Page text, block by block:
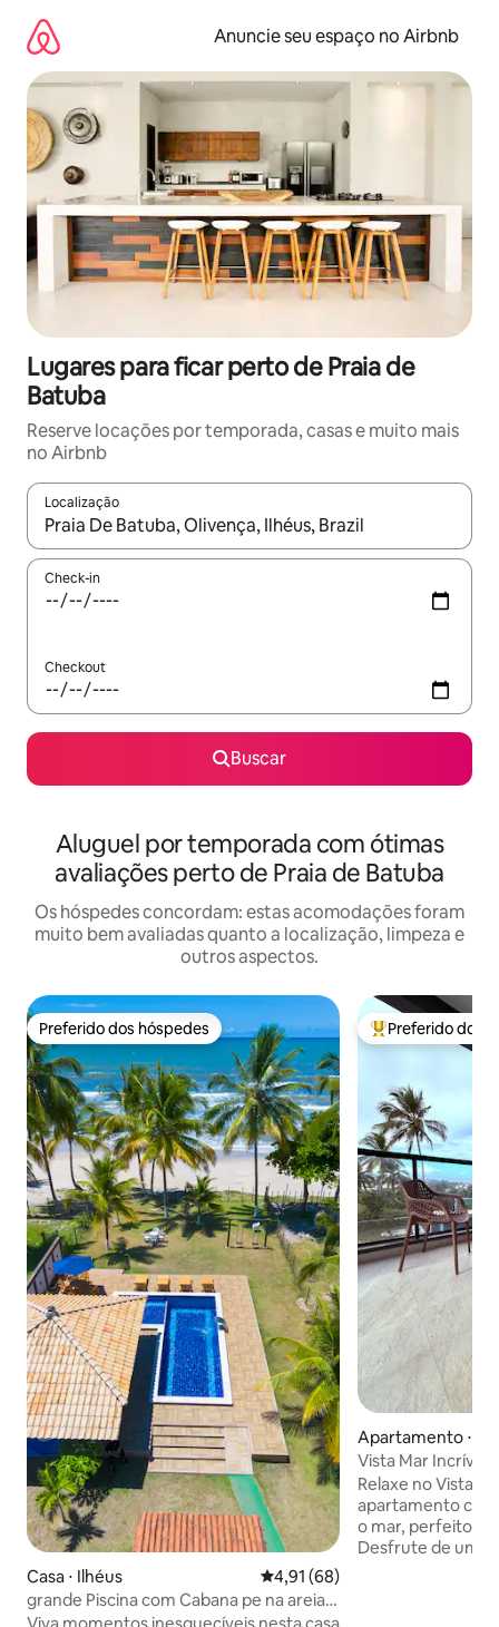
para
conteúdo
Anuncie seu espaço no Airbnb
Lugares para ficar perto de Praia de
Batuba
Reserve locações por temporada, casas e muito mais
no Airbnb
Localização
Quando os resultados estiverem disponíveis, explore-os
Check-in
Checkout
Buscar
Aluguel por temporada com ótimas
avaliações perto de Praia de Batuba
Os hóspedes concordam: estas acomodações foram
muito bem avaliadas quanto a localização, limpeza e
outros aspectos.
Preferido dos hóspedes
Preferido dos hóspedes
Casa ⋅ Ilhéus 4,91 de uma avaliação média
4,91 (68)
grande Piscina com Cabana pe na areia,
Praia Sul
Entre os
Preferido dos
Apartamento ⋅
Vista Mar Incrível
Milionário
Relaxe no Vista
apartamento
o mar, perfeito
Desfrute de uma